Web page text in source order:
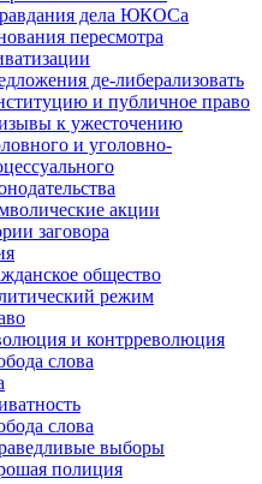
дела ЮКОСа
пересмотра
де-либерализовать
и публичное право
к ужесточению
и уголовно-
акции
заговора
общество
режим
и контрреволюция
слова
слова
выборы
полиция